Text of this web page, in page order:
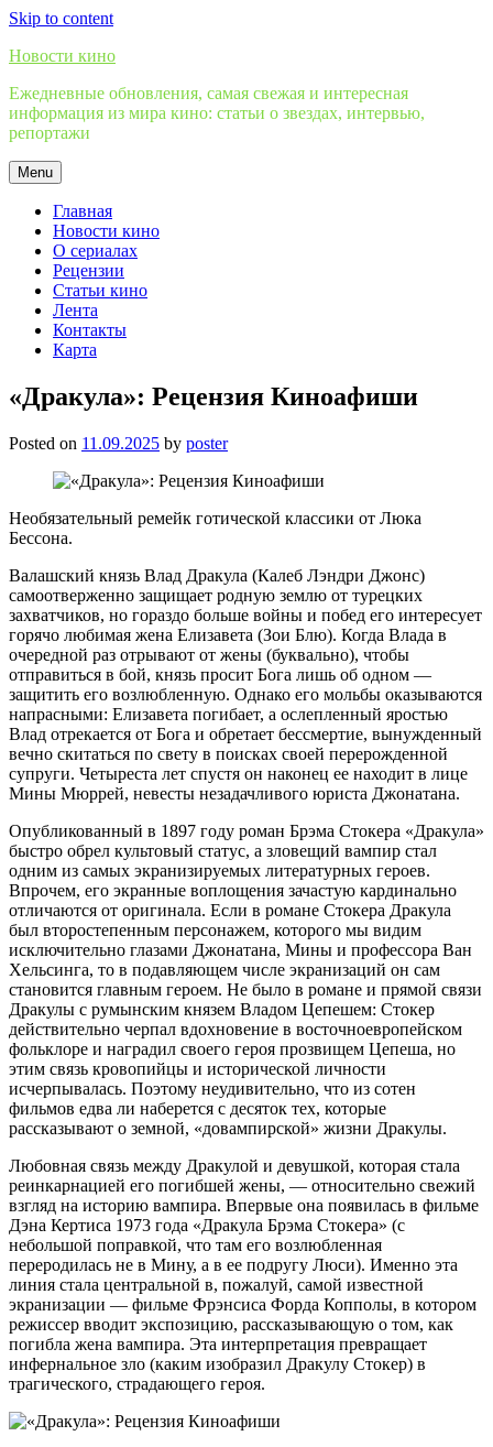
Skip to content
Новости кино
Ежедневные обновления, самая свежая и интересная
информация из мира кино: статьи о звездах, интервью,
репортажи
Menu
Главная
Новости кино
О сериалах
Рецензии
Статьи кино
Лента
Контакты
Карта
«Дракула»: Рецензия Киноафиши
Posted on 11.09.2025 by poster
Необязательный ремейк готической классики от Люка
Бессона.
Валашский князь Влад Дракула (Калеб Лэндри Джонс)
самоотверженно защищает родную землю от турецких
захватчиков, но гораздо больше войны и побед его интересует
горячо любимая жена Елизавета (Зои Блю). Когда Влада в
очередной раз отрывают от жены (буквально), чтобы
отправиться в бой, князь просит Бога лишь об одном —
защитить его возлюбленную. Однако его мольбы оказываются
напрасными: Елизавета погибает, а ослепленный яростью
Влад отрекается от Бога и обретает бессмертие, вынужденный
вечно скитаться по свету в поисках своей перерожденной
супруги. Четыреста лет спустя он наконец ее находит в лице
Мины Мюррей, невесты незадачливого юриста Джонатана.
Опубликованный в 1897 году роман Брэма Стокера «Дракула»
быстро обрел культовый статус, а зловещий вампир стал
одним из самых экранизируемых литературных героев.
Впрочем, его экранные воплощения зачастую кардинально
отличаются от оригинала. Если в романе Стокера Дракула
был второстепенным персонажем, которого мы видим
исключительно глазами Джонатана, Мины и профессора Ван
Хельсинга, то в подавляющем числе экранизаций он сам
становится главным героем. Не было в романе и прямой связи
Дракулы с румынским князем Владом Цепешем: Стокер
действительно черпал вдохновение в восточноевропейском
фольклоре и наградил своего героя прозвищем Цепеша, но
этим связь кровопийцы и исторической личности
исчерпывалась. Поэтому неудивительно, что из сотен
фильмов едва ли наберется с десяток тех, которые
рассказывают о земной, «довампирской» жизни Дракулы.
Любовная связь между Дракулой и девушкой, которая стала
реинкарнацией его погибшей жены, — относительно свежий
взгляд на историю вампира. Впервые она появилась в фильме
Дэна Кертиса 1973 года «Дракула Брэма Стокера» (с
небольшой поправкой, что там его возлюбленная
переродилась не в Мину, а в ее подругу Люси). Именно эта
линия стала центральной в, пожалуй, самой известной
экранизации — фильме Фрэнсиса Форда Копполы, в котором
режиссер вводит экспозицию, рассказывающую о том, как
погибла жена вампира. Эта интерпретация превращает
инфернальное зло (каким изобразил Дракулу Стокер) в
трагического, страдающего героя.